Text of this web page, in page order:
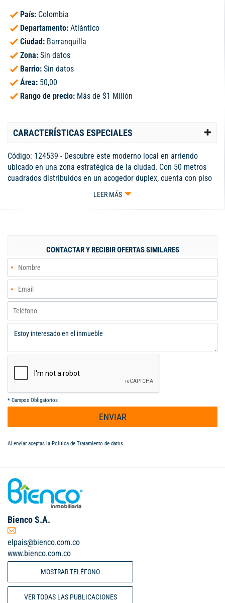
País: Colombia
Departamento: Atlántico
Ciudad: Barranquilla
Zona: Sin datos
Barrio: Sin datos
Área: 50,00
Rango de precio: Más de $1 Millón
CARACTERÍSTICAS ESPECIALES
Código: 124539 - Descubre este moderno local en arriendo
ubicado en una zona estratégica de la ciudad. Con 50 metros
cuadrados distribuidos en un acogedor duplex, cuenta con piso
de alta resistencia en baldosa y una vista exterior que brinda
iluminación natural. Además, ofrece garaje independiente,
parqueadero para visitantes y motos, y se encuentra en un
independientes y acceso a transporte público, es ideal para
emprendedores. Cerca de supermercados, colegios y
universidades, este local sobre vía principal en zona comercial e
industrial es una oportunidad única. ¡Contáctanos para más
información! Oscar Javier Mojica Jimenez - 3183354869. Código
interno: A124539
LEER MÁS
CONTACTAR Y RECIBIR OFERTAS SIMILARES
* Campos Obligatorios
ENVIAR
Al enviar aceptas la Política de Tratamiento de datos.
Bienco S.A.
elpais@bienco.com.co
www.bienco.com.co
MOSTRAR TELÉFONO
VER TODAS LAS PUBLICACIONES